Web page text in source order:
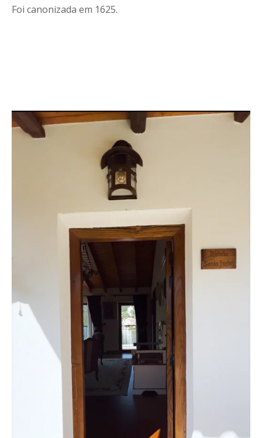
Foi canonizada em 1625.